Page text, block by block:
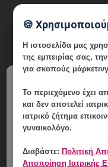
Φροντίδα
έλεγχος και
στη Γλυφάδα.
🍪
Η ιστοσελίδα μας
της εμπειρίας σας,
για σκοπούς
Το περιεχόμενο έχει
και δεν αποτελεί
ιατρικό ζήτημα
γυναικολόγο.
Διαβάστε:Πολιτική
Αποποίηση Ιατρικής